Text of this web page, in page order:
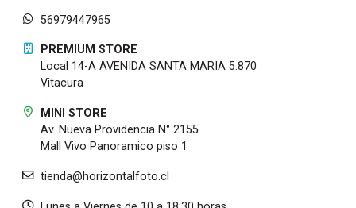
56979447965
PREMIUM STORE
Local 14-A AVENIDA SANTA MARIA 5.870
Vitacura
MINI STORE
Av. Nueva Providencia N° 2155
Mall Vivo Panoramico piso 1
tienda@horizontalfoto.cl